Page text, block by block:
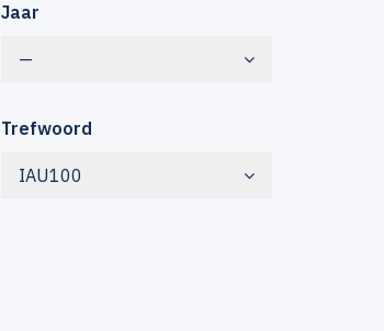
Jaar
—
Trefwoord
IAU100